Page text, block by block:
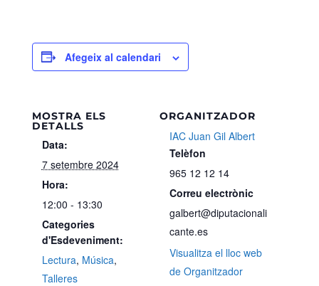
Afegeix al calendari
MOSTRA ELS
DETALLS
Data:
7 setembre 2024
Hora:
12:00 - 13:30
Categories
d'Esdeveniment:
Lectura, Música,
Talleres
ORGANITZADOR
IAC Juan Gil Albert
Telèfon
965 12 12 14
Correu electrònic
galbert@diputacionali
cante.es
Visualitza el lloc web
de Organitzador